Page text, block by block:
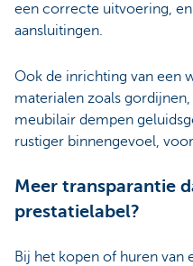
een correcte uitvoering,
aansluitingen.
Ook de inrichting van een
materialen zoals
meubilair dempen
rustiger binnengevoel,
Meer transparantie
prestatielabel?
Bij het kopen of huren van